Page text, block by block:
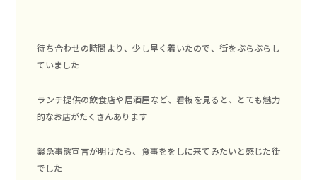
待ち合わせの時間より、少し早く着いたので、街をぶらぶらし
ていました
ランチ提供の飲食店や居酒屋など、看板を見ると、とても魅力
的なお店がたくさんあります
緊急事態宣言が明けたら、食事ををしに来てみたいと感じた街
でした